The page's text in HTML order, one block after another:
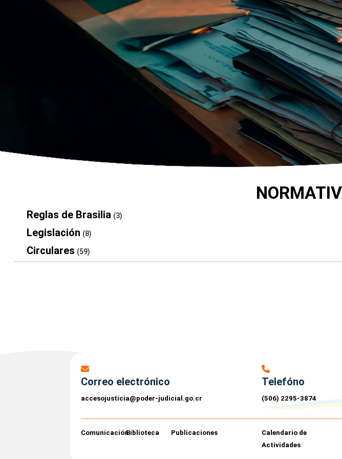
Reglas de Brasilia (3)
Legislación (8)
Circulares (59)
Correo electrónico
accesojusticia@poder-judicial.go.cr
Telefóno
(506) 2295-3874
ComunicaciónBiblioteca Publicaciones
Calendario de
Actividades